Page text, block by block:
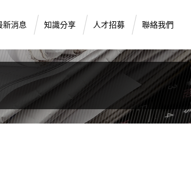
新消息 知識分享 人才招募 聯絡我們